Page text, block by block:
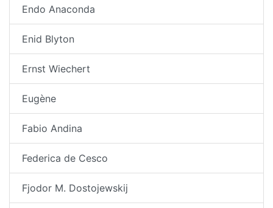
Endo Anaconda
Enid Blyton
Ernst Wiechert
Eugène
Fabio Andina
Federica de Cesco
Fjodor M. Dostojewskij